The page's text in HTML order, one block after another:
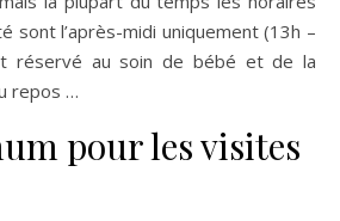
sont l’après-midi uniquement (13h –
réservé au soin de bébé et de la
repos …
pour les visites